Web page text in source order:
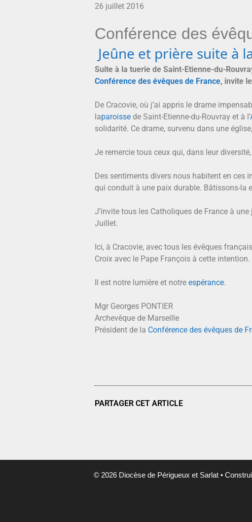
26 juillet 2016
Conférence des
Jeûne et prière suite à
Suite à la tuerie de Saint-Etienne-du-
Conférence des évêques de France, invite
De Cracovie, où j’ai appris le drame
laparoisse de Saint-Etienne-du-Rouvray et à l’
solidarité. Ce drame, survenu dans une
Je remercie tous ceux qui, dans leur
Des sentiments divers nous habitent en ces
qui conduit à une paix durable. Bâtissons-la
J’invite tous les Catholiques de France à une
Juillet.
Ici, à Cracovie, avec tous les évêques
Croix avec le Pape François à cette
Il est notre lumière et notre espérance.
Mgr Georges PONTIER
Archevêque de Marseille
Président de la Conférence des évêques de
PARTAGER CET ARTICLE
© 2026 Diocèse de Périgueux et Sarlat•